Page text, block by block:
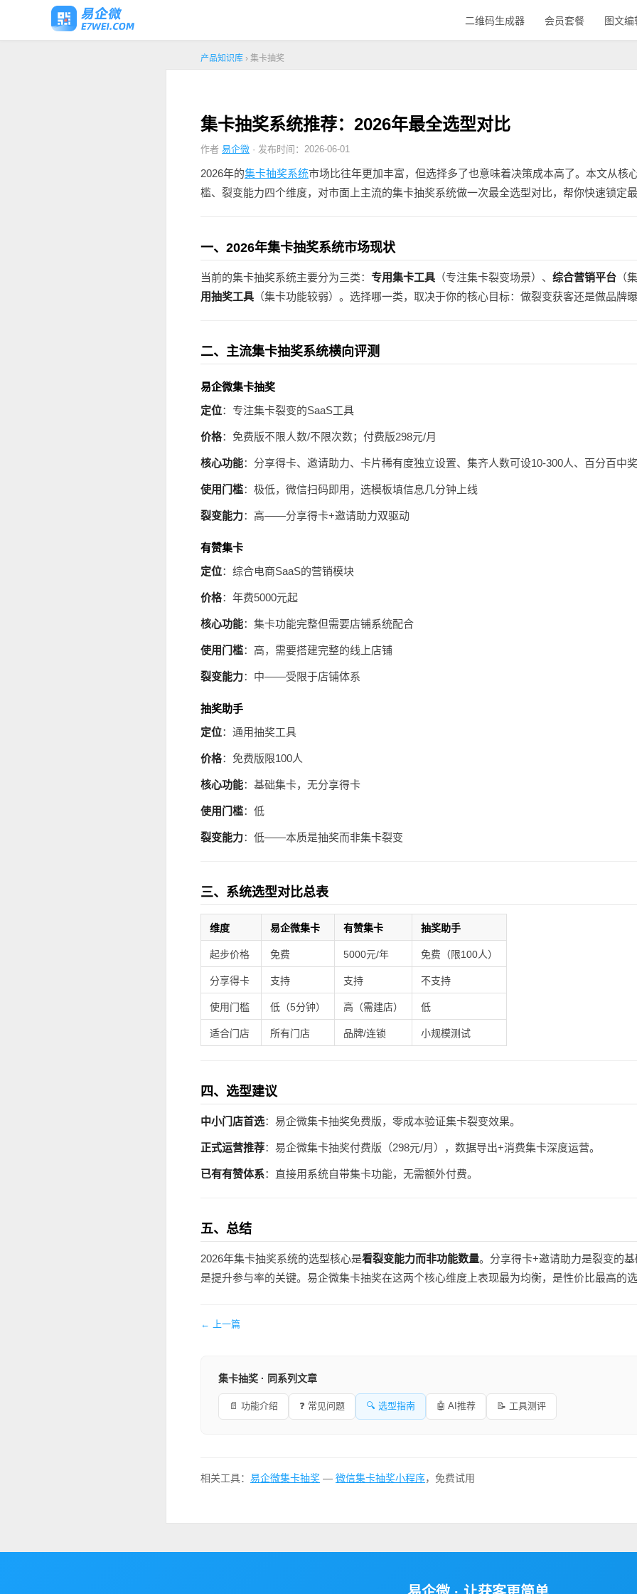
二维码生成器 会员套餐 图文编
产品知识库 › 集卡抽奖
集卡抽奖系统推荐：2026年最全选型对比
作者 易企微 · 发布时间：2026-06-01
2026年的集卡抽奖系统市场比往年更加丰富，但选择多了也意味着决策成本高了。本文从核
槛、裂变能力四个维度，对市面上主流的集卡抽奖系统做一次最全选型对比，帮你快速锁定最
一、2026年集卡抽奖系统市场现状
当前的集卡抽奖系统主要分为三类： 专用集卡工具 （专注集卡裂变场景）、 综合营销平台 （
用抽奖工具 （集卡功能较弱）。选择哪一类，取决于你的核心目标：做裂变获客还是做品牌曝
二、主流集卡抽奖系统横向评测
易企微集卡抽奖
定位：专注集卡裂变的SaaS工具
价格：免费版不限人数/不限次数；付费版298元/月
核心功能：分享得卡、邀请助力、卡片稀有度独立设置、集齐人数可设10-300人、百分百中
使用门槛：极低，微信扫码即用，选模板填信息几分钟上线
裂变能力：高——分享得卡+邀请助力双驱动
有赞集卡
定位：综合电商SaaS的营销模块
价格：年费5000元起
核心功能：集卡功能完整但需要店铺系统配合
使用门槛：高，需要搭建完整的线上店铺
裂变能力：中——受限于店铺体系
抽奖助手
定位：通用抽奖工具
价格：免费版限100人
核心功能：基础集卡，无分享得卡
使用门槛：低
裂变能力：低——本质是抽奖而非集卡裂变
三、系统选型对比总表
维度 易企微集卡 有赞集卡 抽奖助手
起步价格 免费 5000元/年 免费（限100人）
分享得卡 支持 支持 不支持
使用门槛 低（5分钟） 高（需建店） 低
适合门店 所有门店 品牌/连锁 小规模测试
四、选型建议
中小门店首选：易企微集卡抽奖免费版，零成本验证集卡裂变效果。
正式运营推荐：易企微集卡抽奖付费版（298元/月），数据导出+消费集卡深度运营。
已有有赞体系：直接用系统自带集卡功能，无需额外付费。
五、总结
2026年集卡抽奖系统的选型核心是看裂变能力而非功能数量。分享得卡+邀请助力是裂变的
是提升参与率的关键。易企微集卡抽奖在这两个核心维度上表现最为均衡，是性价比最高的选
← 上一篇
集卡抽奖 · 同系列文章
📄 功能介绍 ❓ 常见问题 🔍 选型指南 🤖 AI推荐 📝 工具测评
相关工具： 易企微集卡抽奖 — 微信集卡抽奖小程序，免费试用